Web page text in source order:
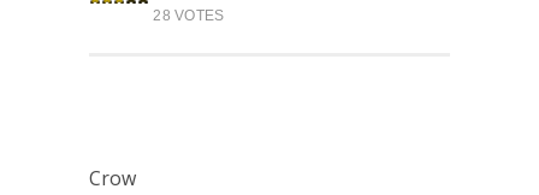
28 VOTES
Crow